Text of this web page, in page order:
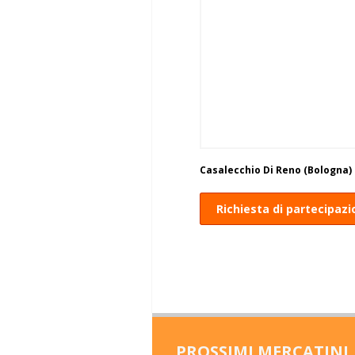
Casalecchio Di Reno (Bologna)
Richiesta di